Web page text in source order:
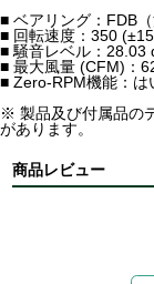
■ ベアリング：FDB（
■ 回転速度：350
■ 騒音レベル：28.03
■ 最大風量 (CFM)：
■ Zero-RPM機能：は
※ 製品及び付属品の
があります。
商品レビュー